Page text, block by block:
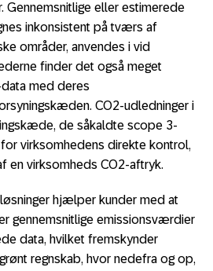
eller estimerede
inkonsistent på tværs af
områder, anvendes i vid
finder det også meget
med deres
CO2-udledninger i
de såkaldte scope 3-
virksomhedens direkte kontrol,
en virksomheds CO2-aftryk.
hjælper kunder med at
gennemsnitlige emissionsværdier
data, hvilket fremskynder
regnskab, hvor nedefra og op,